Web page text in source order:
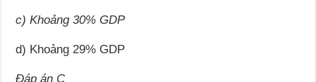
c) Khoảng 30% GDP
d) Khoảng 29% GDP
Đáp án C